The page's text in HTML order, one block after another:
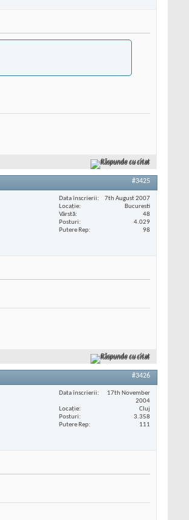
Răspunde cu citat
#3425
Data înscrierii
7th August 2007
Locaţie
Bucuresti
Vârstă
48
Posturi
4.029
Putere Rep
98
Răspunde cu citat
#3426
Data înscrierii
17th November
2004
Locaţie
Cluj
Posturi
3.358
Putere Rep
111